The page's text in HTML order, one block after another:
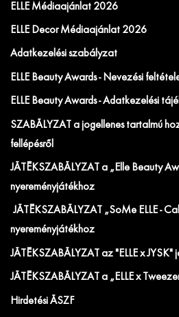
ELLE Médiaajánlat 2026
ELLE Decor Médiaajánlat 2026
Adatkezelési szabályzat
ELLE Beauty Awards - Nevezési
ELLE Beauty Awards - Adatkezelési
SZABÁLYZAT a jogellenes tartalmú
fellépésről
JÁTÉKSZABÁLYZAT a „Elle Beauty
nyereményjátékhoz
JÁTÉKSZABÁLYZAT „SoMe ELLE -
nyereményjátékhoz
JÁTÉKSZABÁLYZAT az "ELLE x JYSK"
JÁTÉKSZABÁLYZAT a „ELLE x
Hirdetési ÁSZF